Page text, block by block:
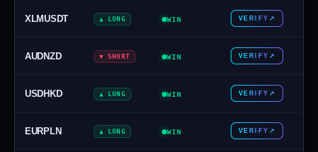
XLMUSDT ▲ LONG WIN VERIFY ↗
AUDNZD ▼ SHORT WIN VERIFY ↗
USDHKD ▲ LONG WIN VERIFY ↗
EURPLN ▲ LONG WIN VERIFY ↗